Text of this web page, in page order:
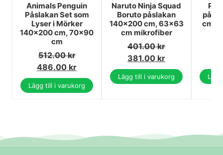
Animals Penguin
Påslakan Set som
Lyser i Mörker
140x200 cm, 70x90
cm
512.00kr
486.00 kr
Lägg till i varukorg
Naruto Ninja Squad
Boruto påslakan
140x200 cm, 63x63
cm mikrofiber
401.00kr
381.00 kr
Lägg till i varukorg
cm,